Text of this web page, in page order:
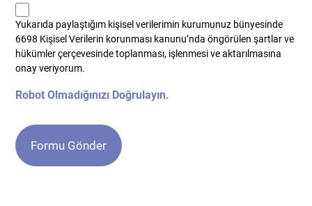
kvkk
*
Yukarıda paylaştığım kişisel verilerimin kurumunuz bünyesinde
6698 Kişisel Verilerin korunması kanunu’nda öngörülen şartlar ve
hükümler çerçevesinde toplanması, işlenmesi ve aktarılmasına
onay veriyorum.
Robot Olmadığınızı Doğrulayın.